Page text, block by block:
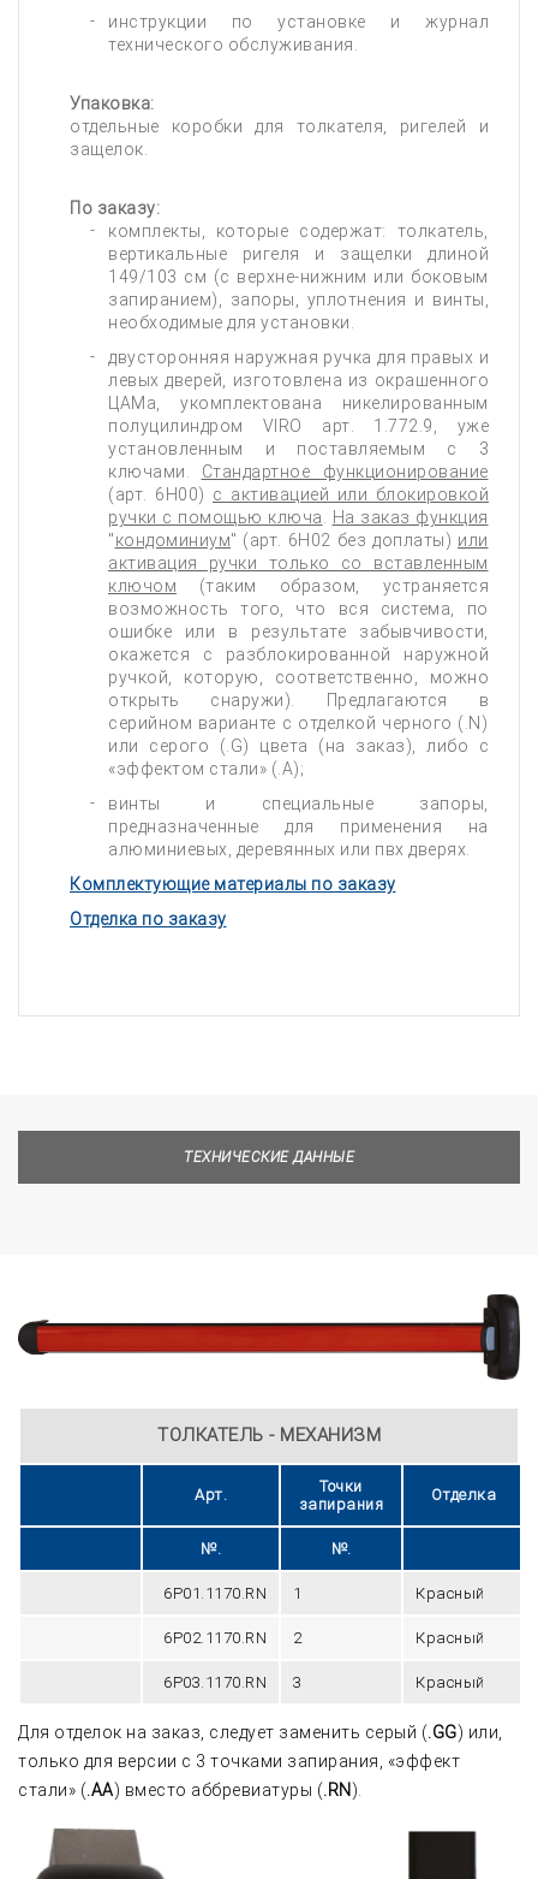
инструкции по установке и журнал
технического обслуживания.
Упаковка:
отдельные коробки для толкателя, ригелей и
защелок.
По заказу:
комплекты, которые содержат: толкатель,
вертикальные ригеля и защелки длиной
149/103 см (с верхне-нижним или боковым
запиранием), запоры, уплотнения и винты,
необходимые для установки.
двусторонняя наружная ручка для правых и
левых дверей, изготовлена из окрашенного
ЦАМа, укомплектована никелированным
полуцилиндром VIRO арт. 1.772.9, уже
установленным и поставляемым с 3
ключами. Стандартное функционирование
(арт. 6H00) с активацией или блокировкой
ручки с помощью ключа
На заказ функция
"кондоминиум" (арт. 6H02 без доплаты) или
активация ручки только со вставленным
ключом (таким образом, устраняется
возможность того, что вся система, по
ошибке или в результате забывчивости,
окажется с разблокированной наружной
ручкой, которую, соответственно, можно
открыть снаружи). Предлагаются в
серийном варианте с отделкой черного (.N)
или серого (.G) цвета (на заказ), либо с
«эффектом стали» (.A);
винты и специальные запоры,
предназначенные для применения на
алюминиевых, деревянных или пвх дверях.
Комплектующие материалы по заказу
Отделка по заказу
ТЕХНИЧЕСКИЕ ДАННЫЕ
TОЛКАТЕЛЬ - МЕХАНИЗМ
Арт.
Точки
запирания
Отделка
№. №.
6P01.1170.RN 1 Красный
6P02.1170.RN 2 Красный
6P03.1170.RN 3 Красный
Для отделок на заказ, следует заменить серый (.GG) или,
только для версии с 3 точками запирания, «эффект
стали» (.AА) вместо аббревиатуры (.RN ).